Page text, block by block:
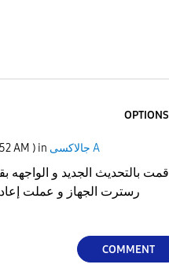
OPTIONS
AM ) in جالاكسى A
رسترت الجهاز و عملت
COMMENT